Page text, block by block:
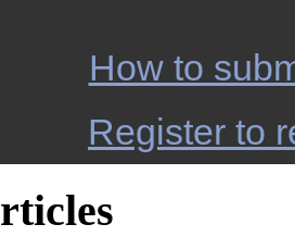
How to
Register to